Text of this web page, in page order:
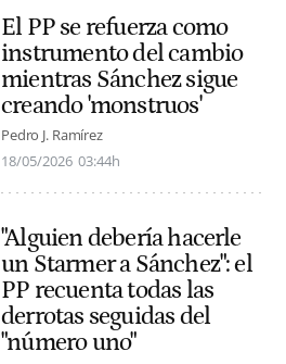
El PP se refuerza como
instrumento del cambio
mientras Sánchez sigue
creando 'monstruos'
Pedro J. Ramírez
18/05/2026 03:44h
"Alguien debería hacerle
un Starmer a Sánchez": el
PP recuenta todas las
derrotas seguidas del
"número uno"